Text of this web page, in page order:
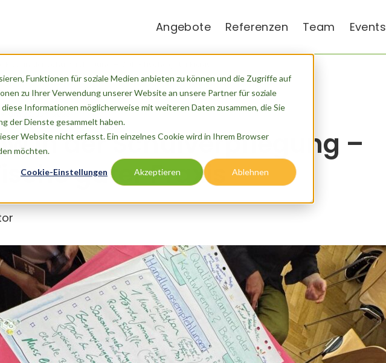
Funktionen für soziale Medien anbieten zu können und die Zugriffe auf
zu Ihrer Verwendung unserer Website an unsere Partner für soziale
Informationen möglicherweise mit weiteren Daten zusammen, die Sie
der Dienste gesammelt haben.
Website nicht erfasst. Ein einzelnes Cookie wird in Ihrem Browser
möchten.
Cookie-Einstellungen Akzeptieren Ablehnen
Angebote Referenzen Team Events
am 23. Juni 2025
in der Schulverpflegung –
guter Praxis